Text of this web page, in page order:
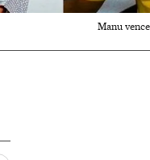
Manu